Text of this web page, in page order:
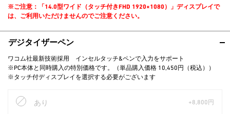
※ご注意：「14.0型ワイド（タッチ付きFHD 1920×1080）」ディスプレイで
は、ご利用いただけませんのでご注意ください。
デジタイザーペン
ワコム社最新技術採用 インセルタッチ&ペンで入力をサポート
※PC本体と同時購入の特別価格です。（単品購入価格 10,450円（税込））
※タッチ付ディスプレイを選択する必要がございます
あり +8,800円